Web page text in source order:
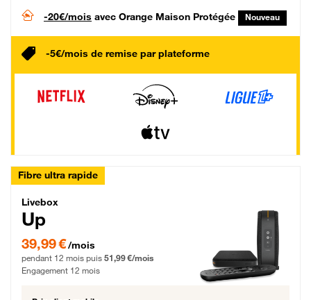
-20€/mois avec Orange Maison Protégée Nouveau
-5€/mois de remise par plateforme
Fibre ultra rapide
Livebox Up Fibre
Livebox
Up
39,99 € par mois pendant 12 mois puis 51,99 € par mois, Engagement 12 mois
39,99 €/mois
pendant 12 mois puis 51,99 €/mois
Engagement 12 mois